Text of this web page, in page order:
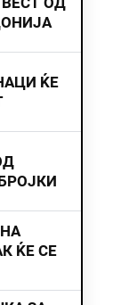
ЌЕ
ЌЕ СЕ